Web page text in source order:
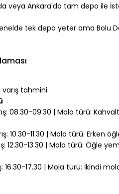
veya Ankara'da tam depo ile
tek depo yeter ama Bolu
tahmini:
08.30-09.30 | Mola türü:
10.30-11.30 | Mola türü: Erken
12.30-13.30 | Mola türü: Öğle
16.30-17.30 | Mola türü: İkindi